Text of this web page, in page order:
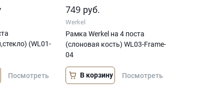
(WL01-
Посмотреть
749 руб.
Werkel
Рамка Werkel на 4 поста
(слоновая кость) WL03-Frame-
04
В корзину Посмотреть